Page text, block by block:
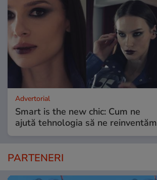
Advertorial
Smart is the new chic: Cum ne
ajută tehnologia să ne reinventăm
PARTENERI